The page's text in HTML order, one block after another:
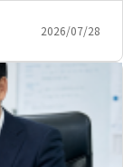
2026/07/28